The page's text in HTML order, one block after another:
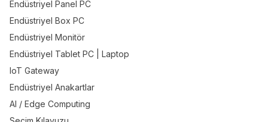
Endüstriyel Panel PC
Endüstriyel Box PC
Endüstriyel Monitör
Endüstriyel Tablet PC | Laptop
IoT Gateway
Endüstriyel Anakartlar
AI / Edge Computing